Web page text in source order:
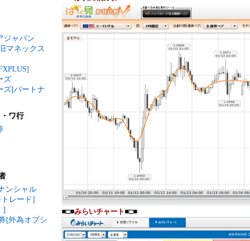
ジャパン
マネックス
ズ
ズ[パートナ
ワ行
ンシャル
レード]
]
[外為オプシ
■□■みらいチャート■□■